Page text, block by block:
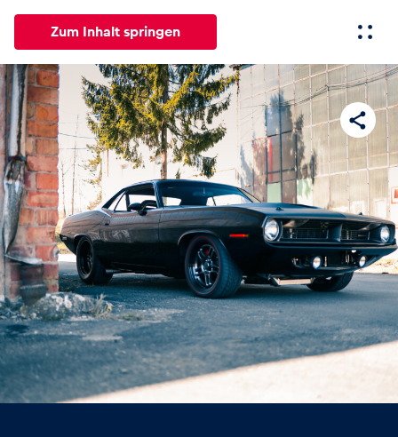
Zum Inhalt springen
Alle News Events Erlebnisse Seiten
News
Alle anzeigen
Events